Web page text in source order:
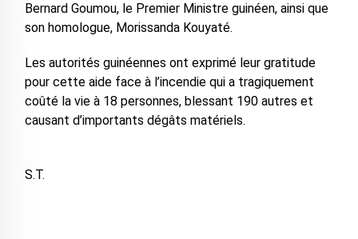
Bernard Goumou, le Premier Ministre guinéen, ainsi que
son homologue, Morissanda Kouyaté.
Les autorités guinéennes ont exprimé leur gratitude
pour cette aide face à l’incendie qui a tragiquement
coûté la vie à 18 personnes, blessant 190 autres et
causant d’importants dégâts matériels.
S.T.